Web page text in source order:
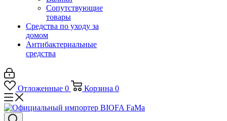
Сопутствующие
товары
Средства по уходу за
домом
Антибактериальные
средства
Отложенные 0 Корзина 0